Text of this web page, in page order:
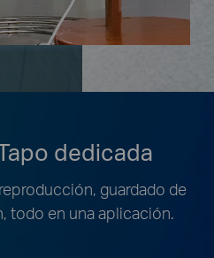
dedicada
guardado de
todo en una aplicación.